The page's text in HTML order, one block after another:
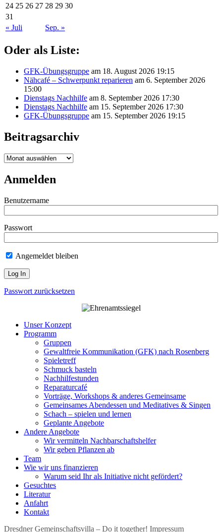
24 25 26 27 28 29 30
31
« Juli
Sep. »
Oder als Liste:
GFK-Übungsgruppe am 18. August 2026 19:15
Nähcafé – Schwerpunkt reparieren am 6. September 2026
15:00
Dienstags Nachhilfe am 8. September 2026 17:30
Dienstags Nachhilfe am 15. September 2026 17:30
GFK-Übungsgruppe am 15. September 2026 19:15
Beitragsarchiv
Beitragsarchiv
Anmelden
Benutzername
Passwort
Angemeldet bleiben
Passwort zurücksetzen
Unser Konzept
Programm
Gruppen
Gewaltfreie Kommunikation (GFK) nach Rosenberg
Spieletreff
Schmuck basteln
Nachhilfestunden
Reparaturcafé
Vorträge, Workshops & anderes Gemeinsame
Gemeinsames Abendessen und Meditatives & Singen
Schach – spielen und lernen
Geplante Angebote
Andere Angebote
Wir vermitteln Nachbarschaftshelfer
Wir geben Pflanzen ab
Team
Wie wir uns finanzieren
Warum seid Ihr als Initiative nicht gefördert?
Gesuchtes
Literatur
Anfahrt
Kontakt
Dresdner Gemeinschaftsvilla – Do it together! Impressum